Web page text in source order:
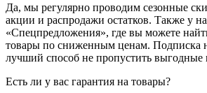
Да, мы регулярно проводим сезонные
акции и распродажи остатков. Также у
«Спецпредложения», где вы можете
товары по сниженным ценам. Подписка
лучший способ не пропустить выгодные
Есть ли у вас гарантия на товары?